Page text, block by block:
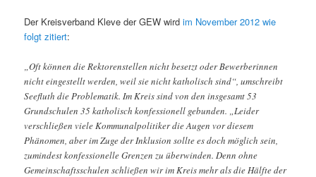
Der Kreisverband Kleve der GEW wirdim November 2012 wie
folgt zitiert:
„Oft können die Rektorenstellen nicht besetzt oder Bewerberinnen
nicht eingestellt werden, weil sie nicht katholisch sind“, umschreibt
Seefluth die Problematik. Im Kreis sind von den insgesamt 53
Grundschulen 35 katholisch konfessionell gebunden. „Leider
verschließen viele Kommunalpolitiker die Augen vor diesem
Phänomen, aber im Zuge der Inklusion sollte es doch möglich sein,
zumindest konfessionelle Grenzen zu überwinden. Denn ohne
Gemeinschaftsschulen schließen wir im Kreis mehr als die Hälfte der